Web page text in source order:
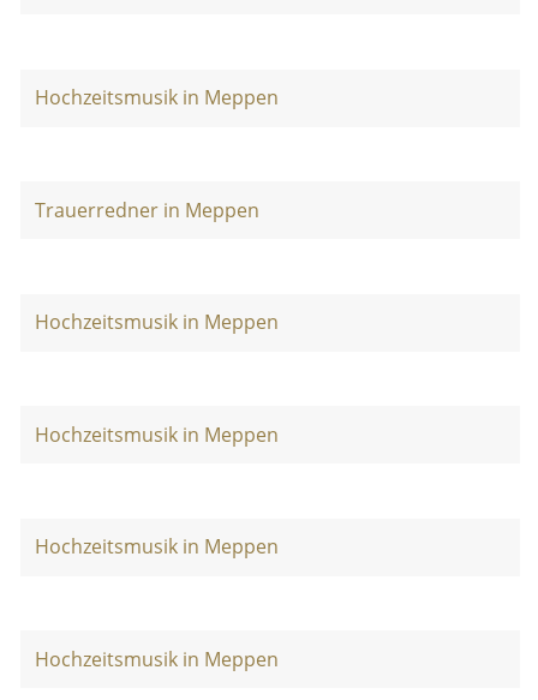
Hochzeitsmusik in Meppen
Trauerredner in Meppen
Hochzeitsmusik in Meppen
Hochzeitsmusik in Meppen
Hochzeitsmusik in Meppen
Hochzeitsmusik in Meppen